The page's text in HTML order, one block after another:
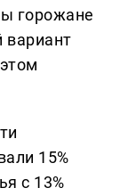
горожане
вариант
15%
с 13%